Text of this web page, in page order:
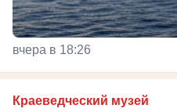
вчера в 18:26
Краеведческий музей